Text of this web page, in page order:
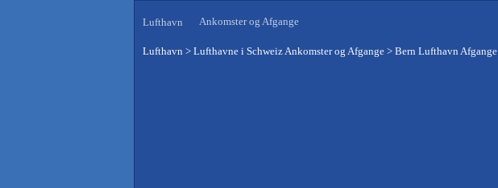
Lufthavn Ankomster og Afgange
Lufthavn > Lufthavne i Schweiz Ankomster og Afgange > Bern Lufthavn Afgange